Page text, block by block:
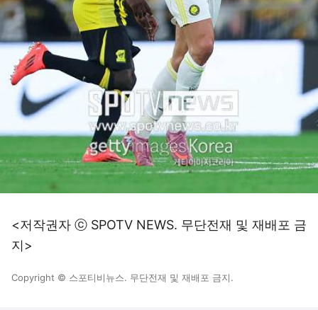
<저작권자 ⓒ SPOTV NEWS. 무단전재 및 재배포 금
지>
Copyright © 스포티비뉴스. 무단전재 및 재배포 금지.